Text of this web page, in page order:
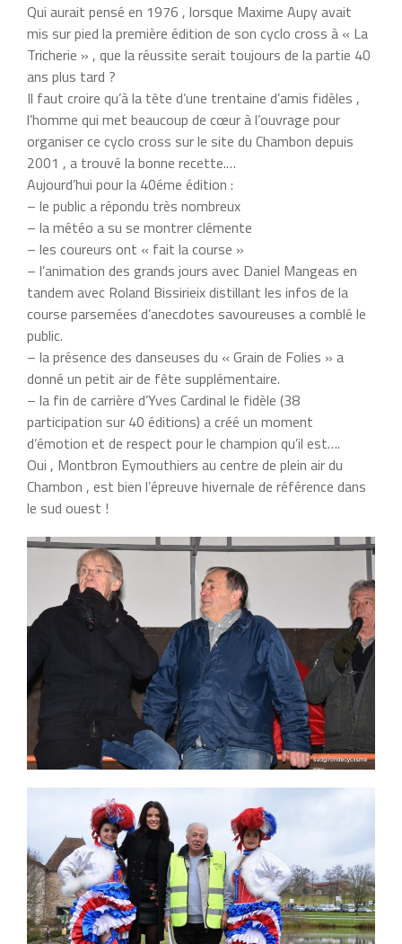
Qui aurait pensé en 1976 , lorsque Maxime Aupy avait
mis sur pied la première édition de son cyclo cross à « La
Tricherie » , que la réussite serait toujours de la partie 40
ans plus tard ?
Il faut croire qu’à la tête d’une trentaine d’amis fidèles ,
l’homme qui met beaucoup de cœur à l’ouvrage pour
organiser ce cyclo cross sur le site du Chambon depuis
2001 , a trouvé la bonne recette.…
Aujourd’hui pour la 40éme édition :
– le public a répondu très nombreux
– la météo a su se montrer clémente
– les coureurs ont « fait la course »
– l’animation des grands jours avec Daniel Mangeas en
tandem avec Roland Bissirieix distillant les infos de la
course parsemées d’anecdotes savoureuses a comblé le
public.
– la présence des danseuses du « Grain de Folies » a
donné un petit air de fête supplémentaire.
– la fin de carrière d’Yves Cardinal le fidèle (38
participation sur 40 éditions) a créé un moment
d’émotion et de respect pour le champion qu’il est….
Oui , Montbron Eymouthiers au centre de plein air du
Chambon , est bien l’épreuve hivernale de référence dans
le sud ouest !